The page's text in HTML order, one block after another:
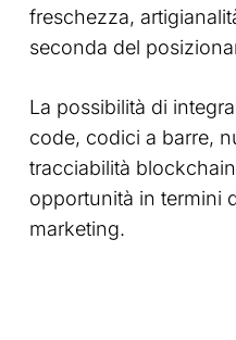
freschezza,
seconda del
La possibilità di
code, codici a barre,
tracciabilità
opportunità in termini
marketing.